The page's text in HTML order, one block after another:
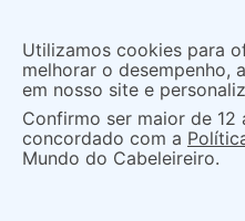
As ofertas e
acordo com a
O que você procura?
Maquiagem Olho
GEL RUBY KISSES
Utilizamos cookies para
melhorar o desempenho,
em nosso site e
Confirmo ser maior de 12
concordado com a
Mundo do Cabeleireiro.